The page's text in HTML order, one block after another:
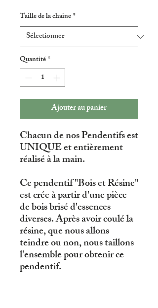
Taille de la chaine*
Quantité*
Ajouter au panier
Chacun de nos Pendentifs est
UNIQUE et entièrement
réalisé à la main.
Ce pendentif "Bois et Résine"
est crée à partir d'une pièce
de bois brisé d'essences
diverses. Après avoir coulé la
résine, que nous allons
teindre ou non, nous taillons
l'ensemble pour obtenir ce
pendentif.